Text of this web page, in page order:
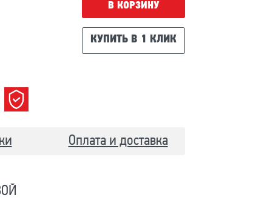
В КОРЗИНУ
КУПИТЬ В 1 КЛИК
Оплата и доставка